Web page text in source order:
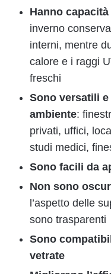
Hanno
inverno
interni, mentre
calore e i raggi
freschi
Sono versatili
ambiente:
privati, uffici,
studi medici,
Sono facili da
Non sono
l’aspetto delle
sono trasparenti
Sono
vetrate